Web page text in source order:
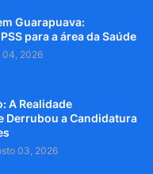
Guarapuava:
para a área da Saúde
04, 2026
A Realidade
Derrubou a Candidatura
03, 2026